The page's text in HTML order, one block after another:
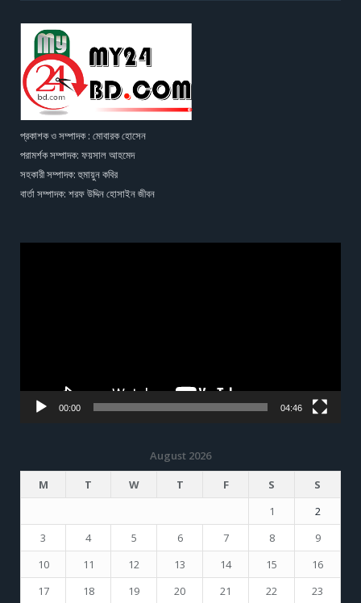
প্রকাশক ও সম্পাদক : মোবারক হোসেন
পরামর্শক সম্পাদক: ফয়সাল আহমেদ
সহকারী সম্পাদক: হুমায়ুন কবির
বার্তা সম্পাদক: শরফ উদ্দিন হোসাইন জীবন
00:00 04:46
August 2026
M
T W T F S
S
1
2
3
4 5 6 7 8
9
10
11 12 13 14 15
16
17
18 19 20 21 22 23